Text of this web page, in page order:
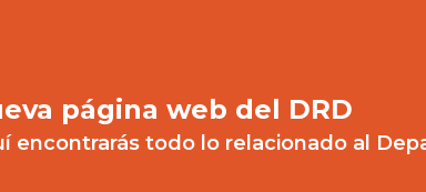
página web del DRD
encontrarás todo lo relacionado al